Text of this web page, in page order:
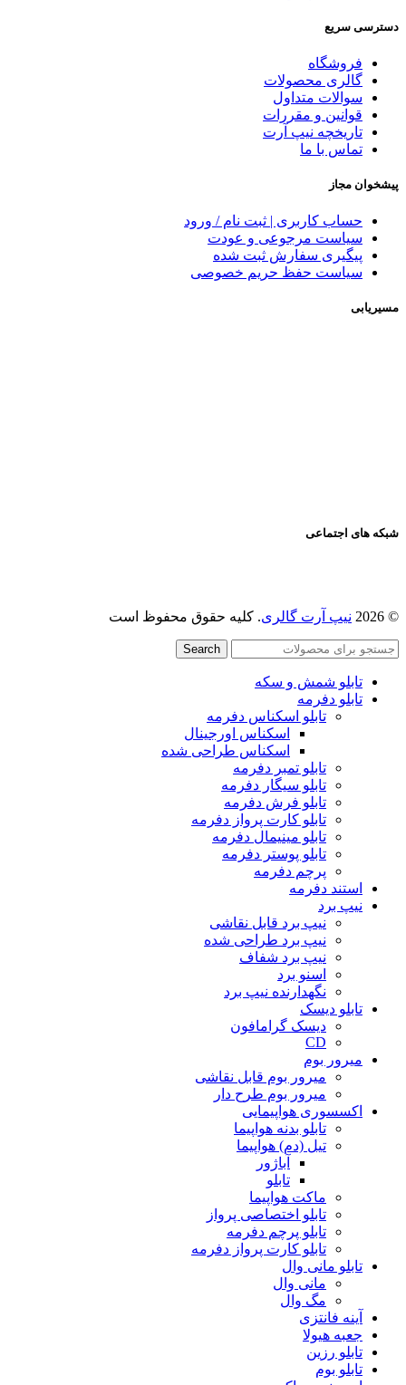
دسترسی سریع
فروشگاه
گالری محصولات
سوالات متداول
قوانین و مقررات
تاریخچه نیپ آرت
تماس با ما
پیشخوان مجاز
حساب کاربری | ثبت نام / ورود
سیاست مرجوعی و عودت
پیگیری سفارش ثبت شده
سیاست حفظ حریم خصوصی
مسیریابی
شبکه های اجتماعی
© 2026 نیپ آرت گالری. کلیه حقوق محفوظ است
Search
تابلو شمش و سکه
تابلو دفرمه
تابلو اسکناس دفرمه
اسکناس اورجینال
اسکناس طراحی شده
تابلو تمبر دفرمه
تابلو سیگار دفرمه
تابلو فرش دفرمه
تابلو کارت پرواز دفرمه
تابلو مینیمال دفرمه
تابلو پوستر دفرمه
پرچم دفرمه
استند دفرمه
نیپ برد
نیپ برد قابل نقاشی
نیپ برد طراحی شده
نیپ برد شفاف
اسنو برد
نگهدارنده نیپ برد
تابلو دیسک
دیسک گرامافون
CD
میرور بوم
میرور بوم قابل نقاشی
میرور بوم طرح دار
اکسسوری هواپیمایی
تابلو بدنه هواپیما
تیل (دم) هواپیما
آباژور
تابلو
ماکت هواپیما
تابلو اختصاصی پرواز
تابلو پرچم دفرمه
تابلو کارت پرواز دفرمه
تابلو مانی وال
مانی وال
مگ وال
آینه فانتزی
جعبه هیولا
تابلو رزین
تابلو بوم